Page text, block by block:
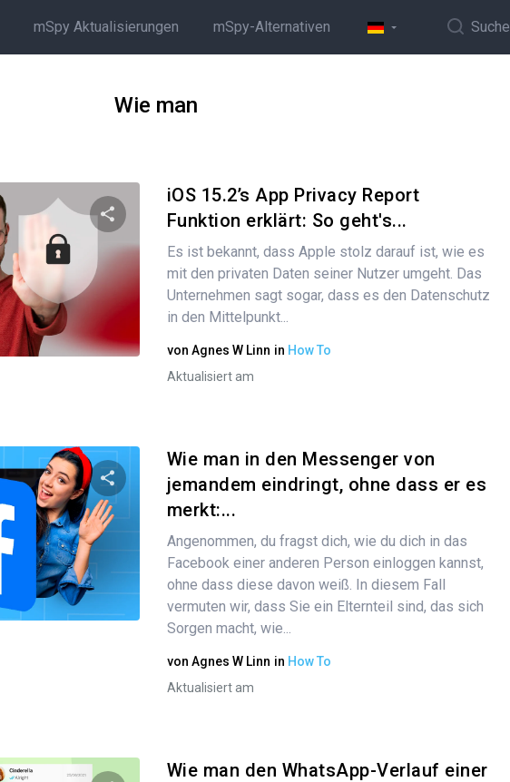
mSpy Aktualisierungen mSpy-Alternativen Suche
Wie man
Diesen Artikel teilen
iOS 15.2’s App Privacy Report
Funktion erklärt: So geht's...
Es ist bekannt, dass Apple stolz darauf ist, wie es
mit den privaten Daten seiner Nutzer umgeht. Das
Unternehmen sagt sogar, dass es den Datenschutz
in den Mittelpunkt...
von Agnes W Linn in How To
Aktualisiert am
Diesen Artikel teilen
Facebook Link kopieren
Wie man in den Messenger von
jemandem eindringt, ohne dass er es
merkt:...
Angenommen, du fragst dich, wie du dich in das
Facebook einer anderen Person einloggen kannst,
ohne dass diese davon weiß. In diesem Fall
vermuten wir, dass Sie ein Elternteil sind, das sich
Sorgen macht, wie...
von Agnes W Linn in How To
Aktualisiert am
Wie man den WhatsApp-Verlauf einer